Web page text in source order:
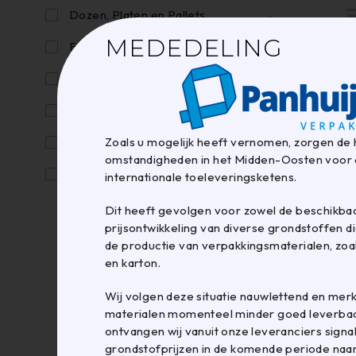
Dozen, Platen en Pallets
Etiketten, labelen en coderen
Kantoor- en magazijnartikelen
Kunststof- en papier zakken
Omsnoeren en sluiten
Afrollers
Niettangen en nieten
Omsnoeringsapparaten
Omsnoeringsband
Touw en elastiek
MEDEDELING
Zoals u mogelijk heeft vernomen, zorgen
omstandigheden in het Midden-Oosten voor
internationale toeleveringsketens.
Dit heeft gevolgen voor zowel de
prijsontwikkeling van diverse grondstoffen
de productie van verpakkingsmaterialen,
en karton.
Wij volgen deze situatie nauwlettend en
materialen momenteel minder goed
ontvangen wij vanuit onze leveranciers
grondstofprijzen in de komende periode